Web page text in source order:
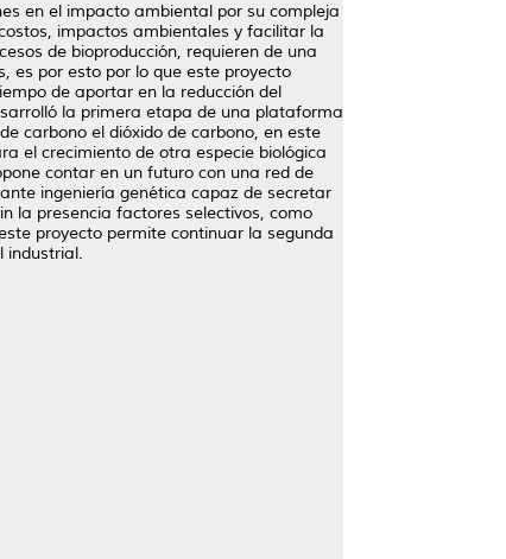
en el impacto ambiental por su compleja
impactos ambientales y facilitar la
de bioproducción, requieren de una
es por esto por lo que este proyecto
de aportar en la reducción del
la primera etapa de una plataforma
carbono el dióxido de carbono, en este
el crecimiento de otra especie biológica
contar en un futuro con una red de
ingeniería genética capaz de secretar
la presencia factores selectivos, como
proyecto permite continuar la segunda
industrial.